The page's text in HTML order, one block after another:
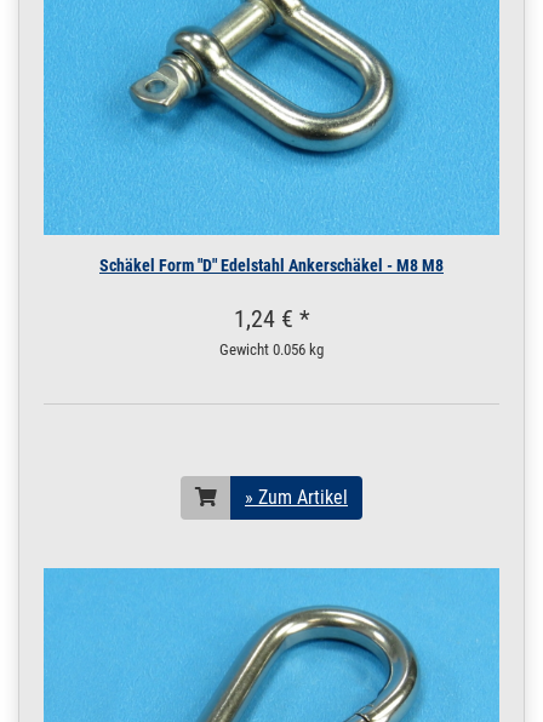
Schäkel Form "D" Edelstahl Ankerschäkel - M8 M8
1,24 € *
Gewicht 0.056 kg
» Zum Artikel